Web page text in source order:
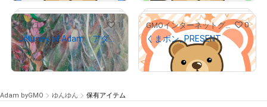
# 22/300 # 62/300
坂東工 1
Journey of Adam アダムの旅 12
¥500
GMOインターネットグループ公式キャラクター「くまポン」 0
くまポン_PRESENT
¥500
Adam byGMO ゆんゆん 保有アイテム